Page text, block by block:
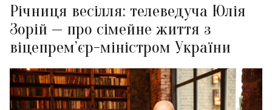
Річниця весілля: телеведуча Юлія
Зорій — про сімейне життя з
віцепрем’єр-міністром України